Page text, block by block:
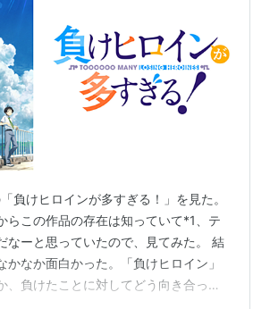
負けヒロインが多すぎる！」を見た。
らこの作品の存在は知っていて*1、テ
なーと思っていたので、見てみた。 結
かなか面白かった。「負けヒロイン」
、負けたことに対してどう向き合って